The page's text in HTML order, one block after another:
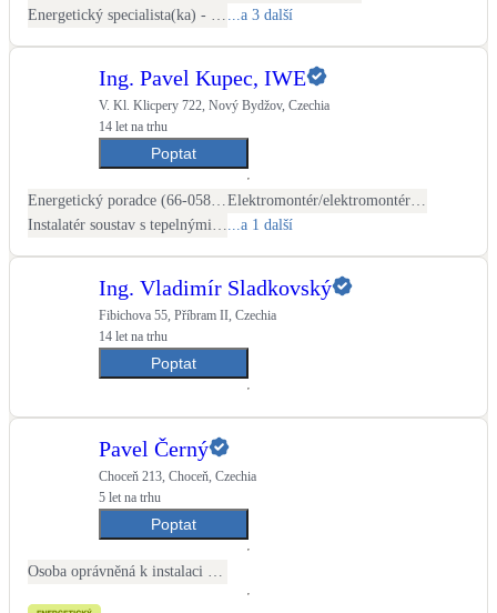
Žaluzie, markýzy, pergoly
Rekuperace tepla odpadní vody
Šedá i černá odpadní voda
Kamna / krby
Doplňkové zdroje vytápění
LED osvětlení
Vnitřní i venkovní
Zelená střecha
Vegetační střechy
Větrné elektrárny
...a 3 další
Ing. Pavel Kupec, IWE
V. Kl. Klicpery 722, Nový Bydžov, Czechia
14 let na trhu
Poptat
...a 1 další
Ing. Vladimír Sladkovský
Fibichova 55, Příbram II, Czechia
14 let na trhu
Poptat
Pavel Černý
Choceň 213, Choceň, Czechia
5 let na trhu
Poptat